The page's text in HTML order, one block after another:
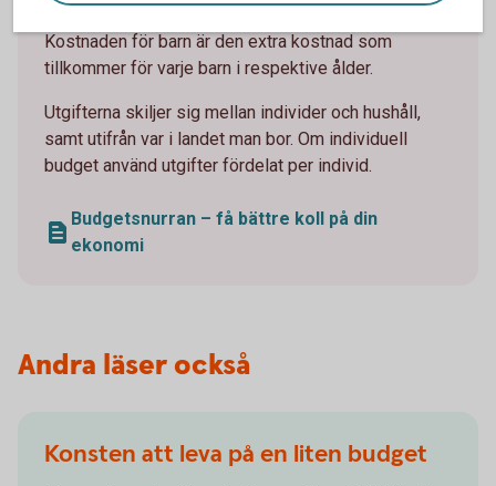
Kostnaden för barn är den extra kostnad som
tillkommer för varje barn i respektive ålder.
Utgifterna skiljer sig mellan individer och hushåll,
samt utifrån var i landet man bor. Om individuell
budget använd utgifter fördelat per individ.
Budgetsnurran – få bättre koll på din
ekonomi
Andra läser också
Konsten att leva på en liten budget